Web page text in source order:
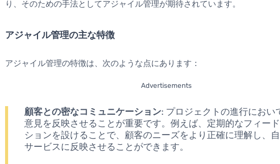
り、そのための手法としてアジャイル管理が期待されています。
アジャイル管理の主な特徴
アジャイル管理の特徴は、次のような点にあります：
Advertisements
顧客との密なコミュニケーション: プロジェクトの進行におい
意見を反映させることが重要です。例えば、定期的なフィー
ションを設けることで、顧客のニーズをより正確に理解し、
サービスに反映させることができます。